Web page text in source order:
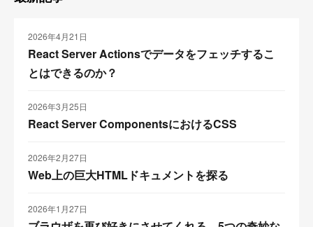
2026年4月21日
React Server Actionsでデータをフェッチするこ
とはできるのか？
2026年3月25日
React Server ComponentsにおけるCSS
2026年2月27日
Web上の巨大HTMLドキュメントを探る
2026年1月27日